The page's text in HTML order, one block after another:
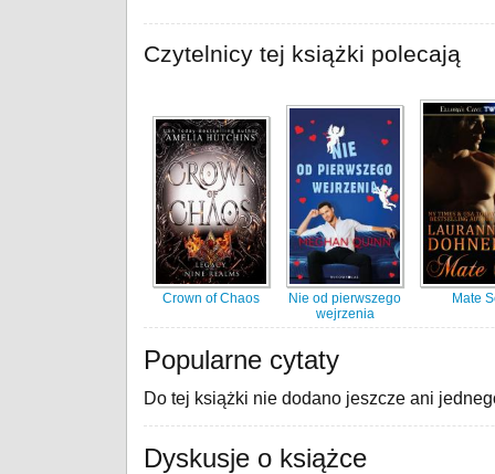
Czytelnicy tej książki polecają
Crown of Chaos
Nie od pierwszego
wejrzenia
Mate
Popularne cytaty
Do tej książki nie dodano jeszcze ani
Dyskusje o książce